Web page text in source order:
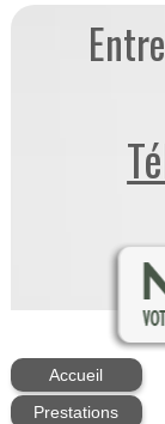
Accueil
Prestations